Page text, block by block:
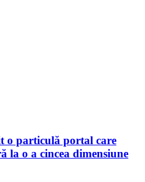
o particulă portal care
la o a cincea dimensiune